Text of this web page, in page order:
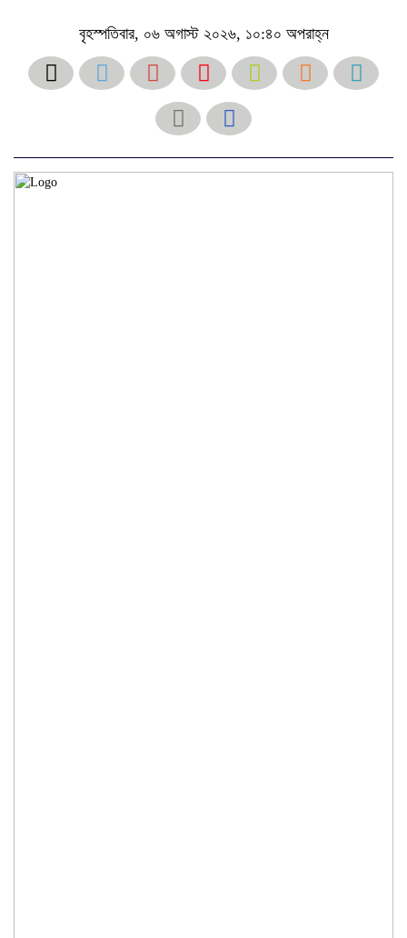
বৃহস্পতিবার, ০৬ অগাস্ট ২০২৬, ১০:৪০ অপরাহ্ন